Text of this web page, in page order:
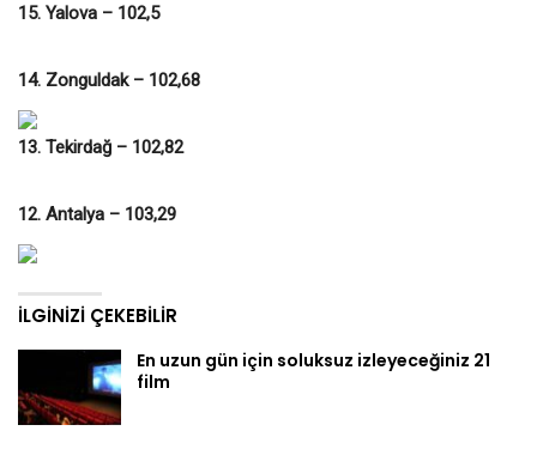
15. Yalova – 102,5
14. Zonguldak – 102,68
13. Tekirdağ – 102,82
12. Antalya – 103,29
İLGINIZI ÇEKEBILIR
En uzun gün için soluksuz izleyeceğiniz 21
film